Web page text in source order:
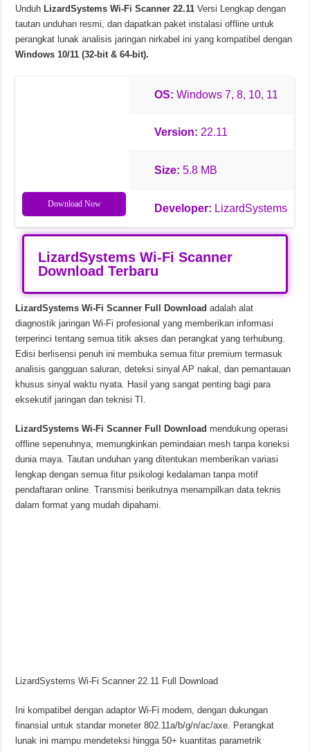
Soda PDF Desktop Pro v15.0.12.24792 Unduhan Gratis
Unduh LizardSystems Wi-Fi Scanner 22.11 Versi Lengkap dengan
tautan unduhan resmi, dan dapatkan paket instalasi offline untuk
perangkat lunak analisis jaringan nirkabel ini yang kompatibel dengan
Windows 10/11 (32-bit & 64-bit).
Download Now
OS: Windows 7, 8, 10, 11
Version: 22.11
Size: 5.8 MB
Developer: LizardSystems
LizardSystems Wi-Fi Scanner
Download Terbaru
LizardSystems Wi-Fi Scanner Full Download adalah alat
diagnostik jaringan Wi-Fi profesional yang memberikan informasi
terperinci tentang semua titik akses dan perangkat yang terhubung.
Edisi berlisensi penuh ini membuka semua fitur premium termasuk
analisis gangguan saluran, deteksi sinyal AP nakal, dan pemantauan
khusus sinyal waktu nyata. Hasil yang sangat penting bagi para
eksekutif jaringan dan teknisi TI.
LizardSystems Wi-Fi Scanner Full Download mendukung operasi
offline sepenuhnya, memungkinkan pemindaian mesh tanpa koneksi
dunia maya. Tautan unduhan yang ditentukan memberikan variasi
lengkap dengan semua fitur psikologi kedalaman tanpa motif
pendaftaran online. Transmisi berikutnya menampilkan data teknis
dalam format yang mudah dipahami.
LizardSystems Wi-Fi Scanner 22.11 Full Download
Ini kompatibel dengan adaptor Wi-Fi modern, dengan dukungan
finansial untuk standar moneter 802.11a/b/g/n/ac/axe. Perangkat
lunak ini mampu mendeteksi hingga 50+ kuantitas parametrik